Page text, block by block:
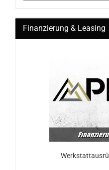
Finanzierung & Leasing